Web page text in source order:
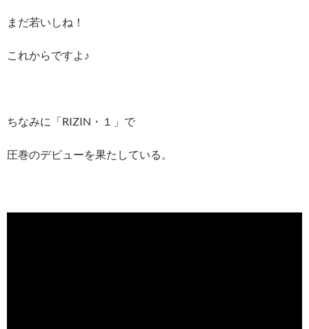
まだ若いしね！
これからですよ♪
ちなみに「RIZIN・１」で
圧巻のデビューを果たしている。